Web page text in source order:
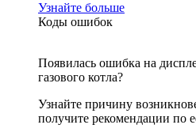
Узнайте больше
Коды ошибок
Появилась ошибка на
газового котла?
Узнайте причину
получите рекомендации по